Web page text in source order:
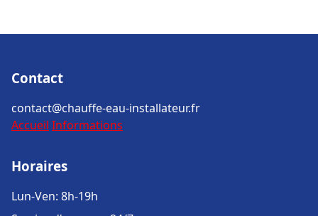
Contact
contact@chauffe-eau-installateur.fr
Accueil Informations
Horaires
Lun-Ven: 8h-19h